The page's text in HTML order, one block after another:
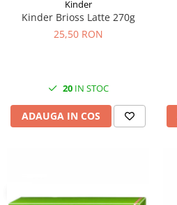
Kinder
Kinder Brioss Latte 270g
25,50 RON
20IN STOC
ADAUGA IN COS